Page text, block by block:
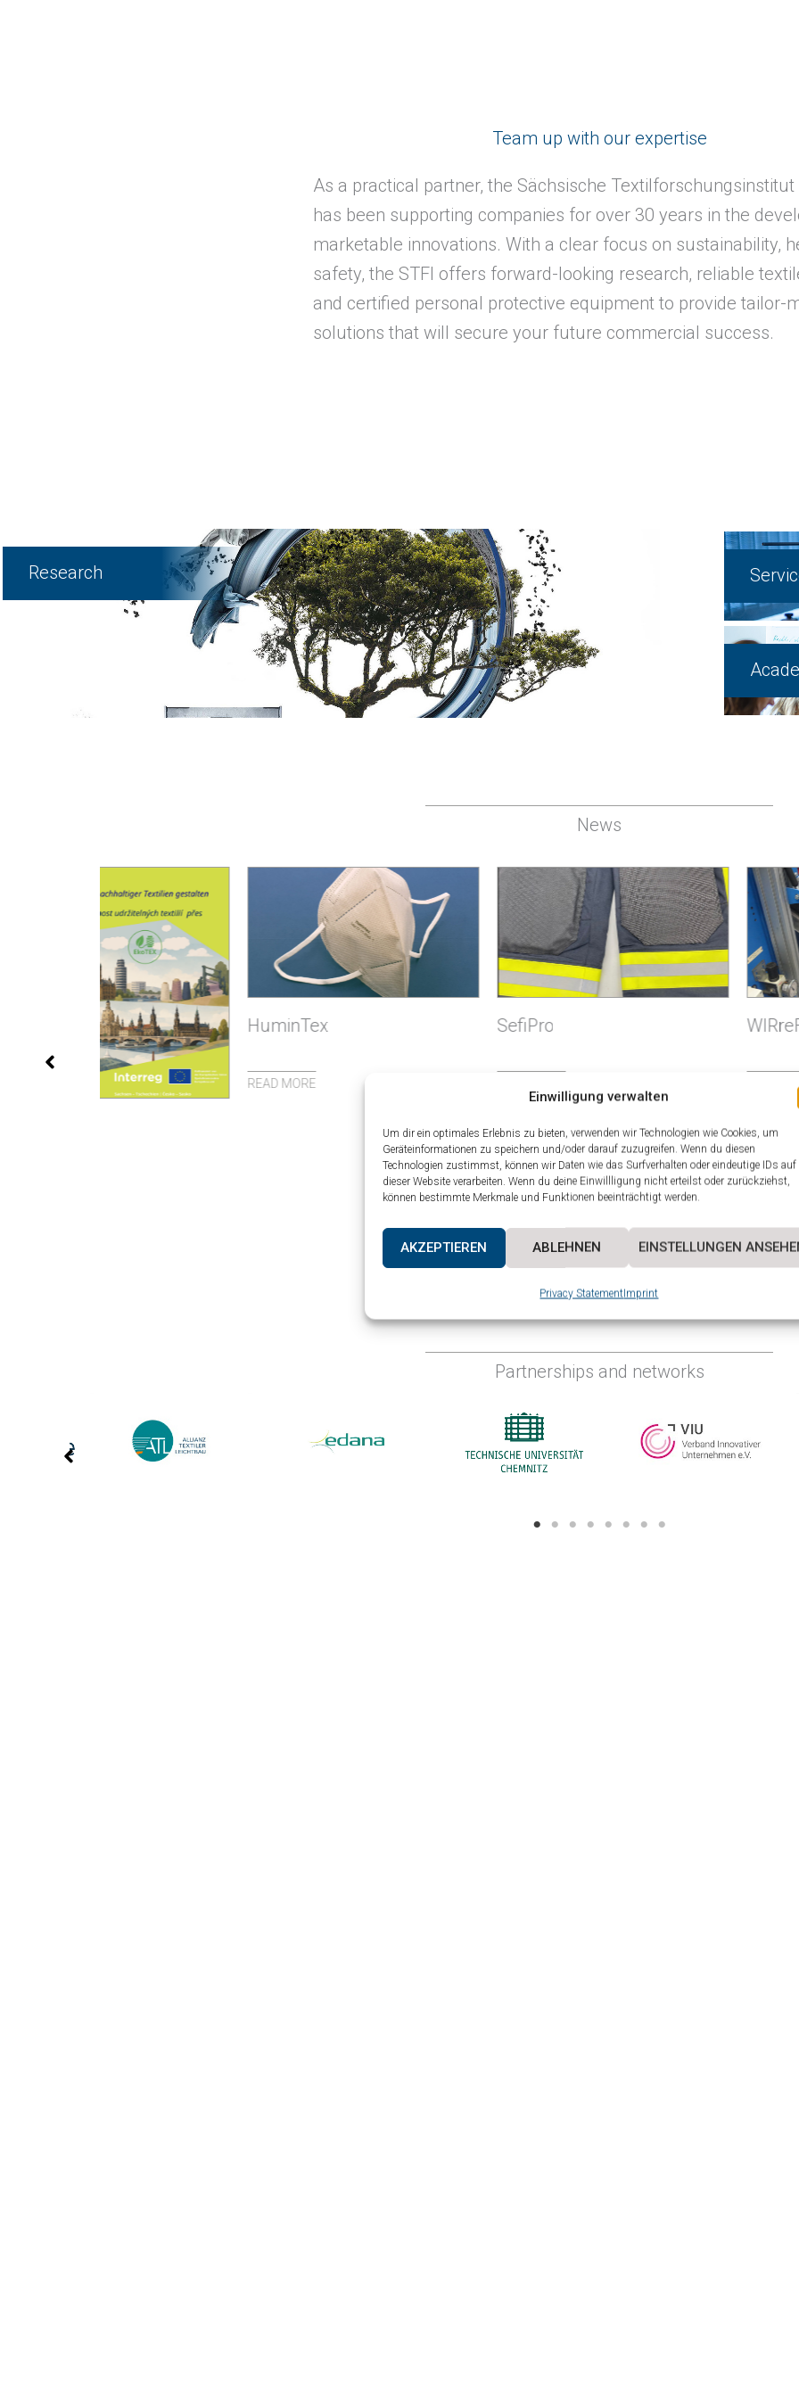
Einwilligung verwalten
Um dir ein optimales Erlebnis zu bieten, verwenden wir Technologien wie Cookies, um
Geräteinformationen zu speichern und/oder darauf zuzugreifen. Wenn du diesen
Technologien zustimmst, können wir Daten wie das Surfverhalten oder eindeutige IDs auf
dieser Website verarbeiten. Wenn du deine Einwillligung nicht erteilst oder zurückziehst,
können bestimmte Merkmale und Funktionen beeinträchtigt werden.
AKZEPTIEREN ABLEHNEN EINSTELLUNGEN
Privacy StatementImprint
Team up with our expertise
As a practical partner, the Sächsische Textilforschungsinstitut
has been supporting companies for over 30 years in the
marketable innovations. With a clear focus on sustainability,
safety, the STFI offers forward-looking research, reliable
and certified personal protective equipment to provide tailor-
solutions that will secure your future commercial success.
Research
News
HuminTex
READ MORE READ MORE
Partnerships and networks